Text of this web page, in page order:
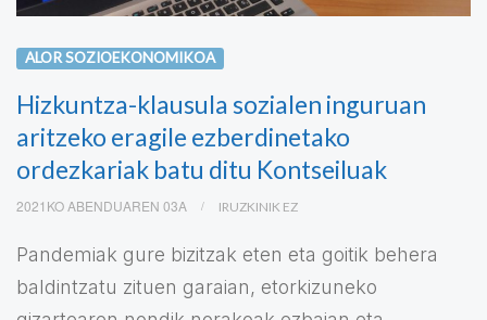
ALOR SOZIOEKONOMIKOA
Hizkuntza-klausula sozialen inguruan
aritzeko eragile ezberdinetako
ordezkariak batu ditu Kontseiluak
2021KO ABENDUAREN 03A IRUZKINIK EZ
Pandemiak gure bizitzak eten eta goitik behera
baldintzatu zituen garaian, etorkizuneko